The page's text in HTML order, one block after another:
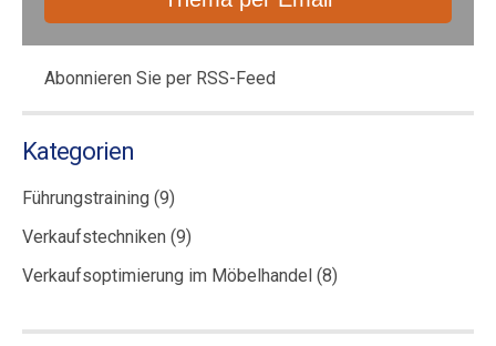
Abonnieren Sie per RSS-Feed
Kategorien
Führungstraining (9)
Verkaufstechniken (9)
Verkaufsoptimierung im Möbelhandel (8)